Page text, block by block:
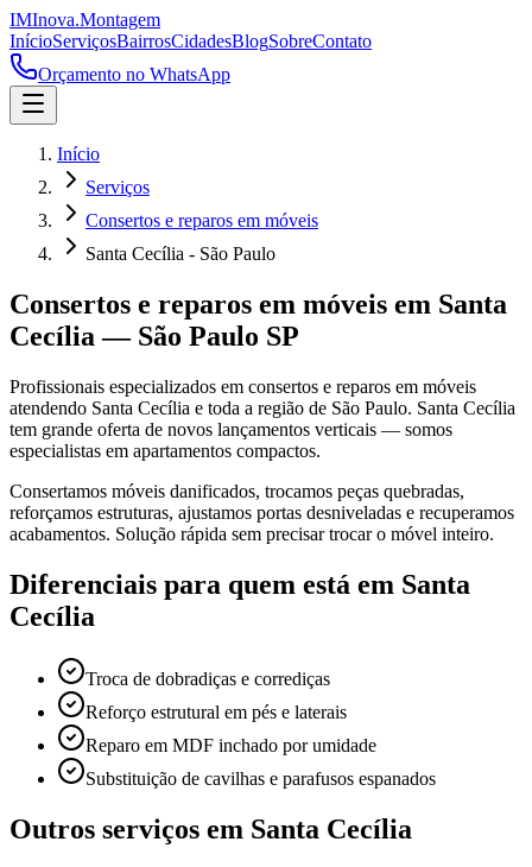
IMInova.Montagem
InícioServiçosBairrosCidadesBlogSobreContato
Orçamento no WhatsApp
Início
Serviços
Consertos e reparos em móveis
Santa Cecília - São Paulo
Consertos e reparos em móveis em Santa
Cecília — São Paulo SP
Profissionais especializados em consertos e reparos em móveis
atendendo Santa Cecília e toda a região de São Paulo. Santa Cecília
tem grande oferta de novos lançamentos verticais — somos
especialistas em apartamentos compactos.
Consertamos móveis danificados, trocamos peças quebradas,
reforçamos estruturas, ajustamos portas desniveladas e recuperamos
acabamentos. Solução rápida sem precisar trocar o móvel inteiro.
Diferenciais para quem está em Santa
Cecília
Troca de dobradiças e corrediças
Reforço estrutural em pés e laterais
Reparo em MDF inchado por umidade
Substituição de cavilhas e parafusos espanados
Outros serviços em Santa Cecília